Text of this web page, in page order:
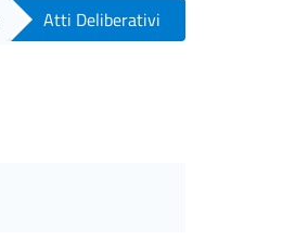
Atti Deliberativi